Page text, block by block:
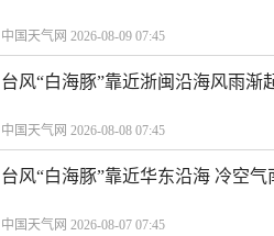
中国天气网 2026-08-09 07:45
台风“白海豚”靠近浙闽沿海风雨渐
中国天气网 2026-08-08 07:45
台风“白海豚”靠近华东沿海 冷空
中国天气网 2026-08-07 07:45